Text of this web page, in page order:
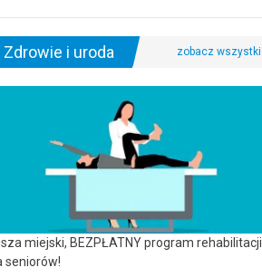
Zdrowie i uroda
miejski, BEZPŁATNY program rehabilitacji
seniorów!